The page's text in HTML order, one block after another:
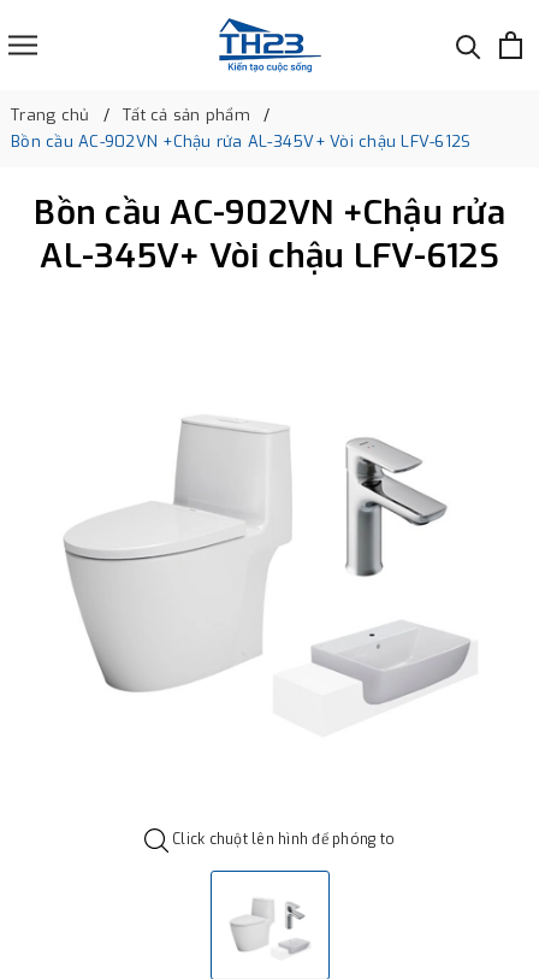
Trang chủ
Tất cả sản phẩm
Bồn cầu AC-902VN +Chậu rửa AL-345V+ Vòi chậu LFV-612S
Bồn cầu AC-902VN +Chậu rửa
AL-345V+ Vòi chậu LFV-612S
Click chuột lên hình để phóng to